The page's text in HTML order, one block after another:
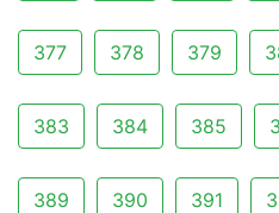
377 378 379
383 384 385
389 390 391